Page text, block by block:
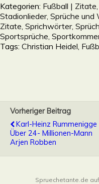
Kategorien: Fußball |
Stadionlieder, Sprüche und
Zitate, Sprichwörter,
Sportsprüche,
Tags: Christian Heidel
Vorheriger Beitrag
Karl-Heinz Rummenigge
Über 24- Millionen-Mann
Arjen Robben
Spruechetante.de auf